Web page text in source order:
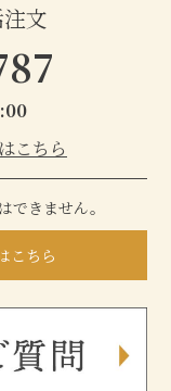
文
こちら
できません。
こちら